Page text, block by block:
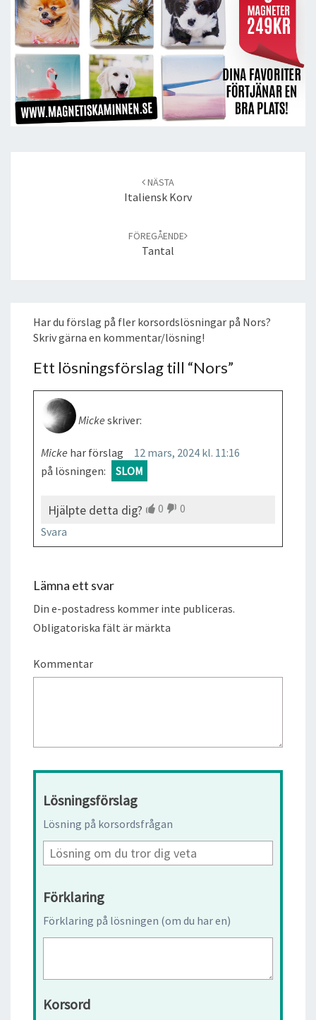
NÄSTA
Italiensk Korv
FÖREGÅENDE
Tantal
Har du förslag på fler korsordslösningar på Nors?
Skriv gärna en kommentar/lösning!
Ett lösningsförslag till “Nors”
Micke skriver:
12 mars, 2024 kl. 11:16
Micke har förslag
på lösningen:
SLOM
Hjälpte detta dig? 0
0
Svara
Lämna ett svar
Din e-postadress kommer inte publiceras.
Obligatoriska fält är märkta
Kommentar
Lösningsförslag
Lösning på korsordsfrågan
Förklaring
Förklaring på lösningen (om du har en)
Korsord